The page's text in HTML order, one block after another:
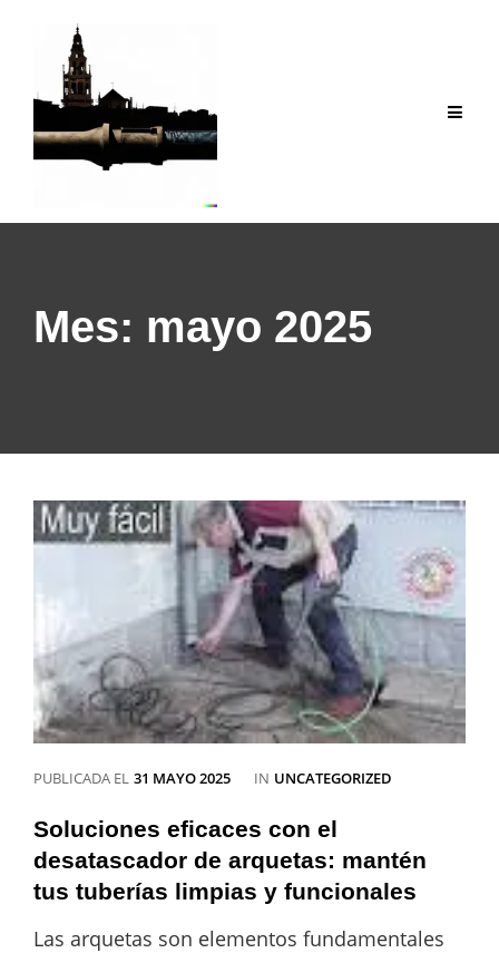
contenido
Mes: mayo 2025
PUBLICADA EL 31 MAYO 2025 IN CATEGORÍAS
UNCATEGORIZED
Soluciones eficaces con el
desatascador de arquetas: mantén
tus tuberías limpias y funcionales
Las arquetas son elementos fundamentales